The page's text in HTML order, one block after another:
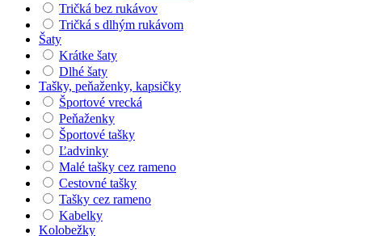
Tričká bez rukávov
Tričká s dlhým rukávom
Šaty
Krátke šaty
Dlhé šaty
Tašky, peňaženky, kapsičky
Športové vrecká
Peňaženky
Športové tašky
Ľadvinky
Malé tašky cez rameno
Cestovné tašky
Tašky cez rameno
Kabelky
Kolobežky